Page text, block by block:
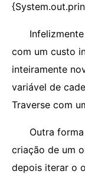
com um custo
inteiramente
variável de
Traverse com
Outra
criação de um
depois iterar o